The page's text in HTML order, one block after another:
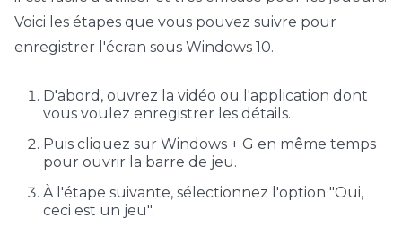
Voici les étapes que vous pouvez suivre pour
enregistrer l'écran sous Windows 10.
D'abord, ouvrez la vidéo ou l'application dont
vous voulez enregistrer les détails.
Puis cliquez sur Windows + G en même temps
pour ouvrir la barre de jeu.
À l'étape suivante, sélectionnez l'option "Oui,
ceci est un jeu".